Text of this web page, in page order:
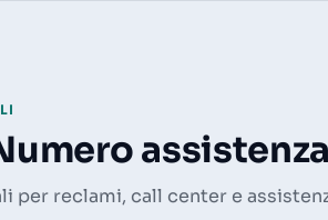
per reclami, call center e